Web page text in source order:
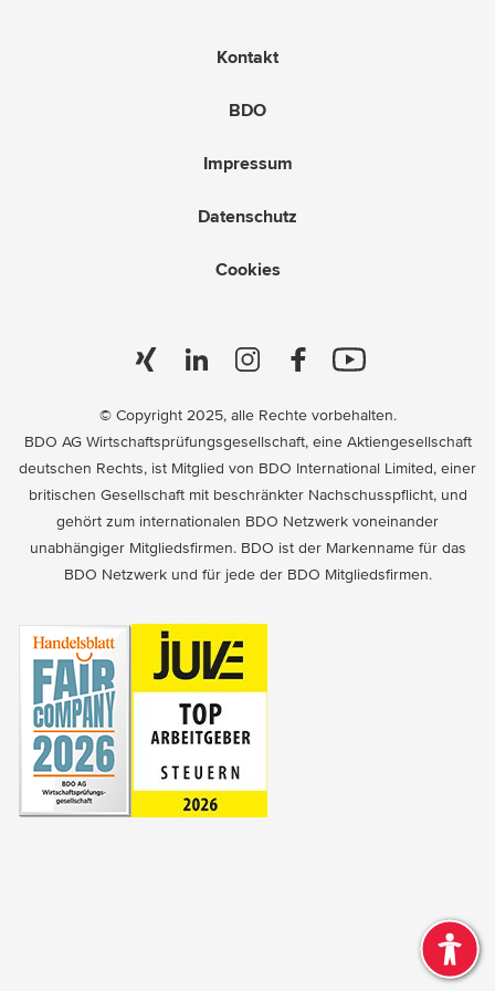
Kontakt
BDO
Impressum
Datenschutz
Cookies
© Copyright 2025, alle Rechte vorbehalten.
BDO AG Wirtschaftsprüfungsgesellschaft, eine Aktiengesellschaft
deutschen Rechts, ist Mitglied von BDO International Limited, einer
britischen Gesellschaft mit beschränkter Nachschusspflicht, und
gehört zum internationalen BDO Netzwerk voneinander
unabhängiger Mitgliedsfirmen. BDO ist der Markenname für das
BDO Netzwerk und für jede der BDO Mitgliedsfirmen.